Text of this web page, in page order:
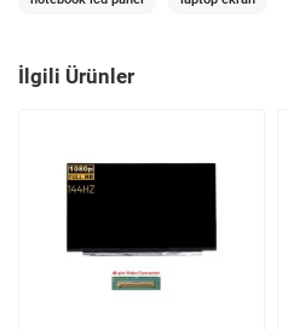
İlgili Ürünler